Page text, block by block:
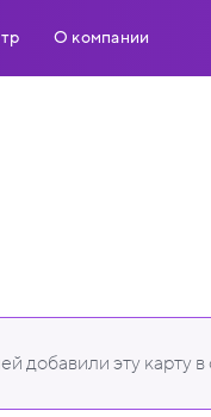
О компании
добавили эту карту